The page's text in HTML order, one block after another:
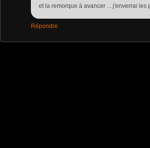
et la remorque à avancer ... j'enverrai les
Répondre